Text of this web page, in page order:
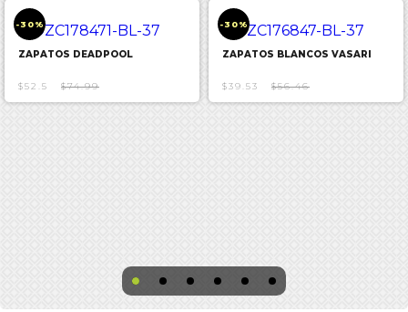
-30%
ZAPATOS DEADPOOL
$52.5 $74.99
-30%
ZAPATOS BLANCOS VASARI
$39.53 $56.46